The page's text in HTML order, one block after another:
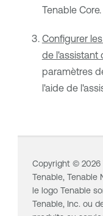
Tenable Core.
Configurer
de l'assistant
paramètres
l'aide de
Copyright © 2026
Tenable, Tenable
le logo Tenable
Tenable, Inc. ou